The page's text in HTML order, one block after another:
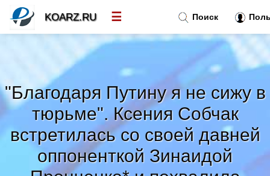
"Благодаря Путину я не сижу в
тюрьме". Ксения Собчак
встретилась со своей давней
оппоненткой Зинаидой
Поиск
KOARZ.RU ☰
Тренды новостей
Рубрики»
Правила